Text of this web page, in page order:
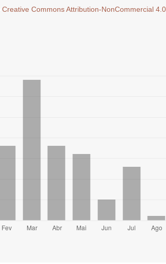
Creative Commons Attribution-NonCommercial 4.0